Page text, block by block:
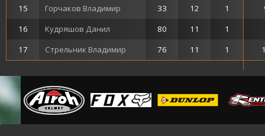
15
Горчаков Владимир 33 12
1
16
Кудряшов Данил 80 11
1
17
Стрельник Владимир 76 11 1